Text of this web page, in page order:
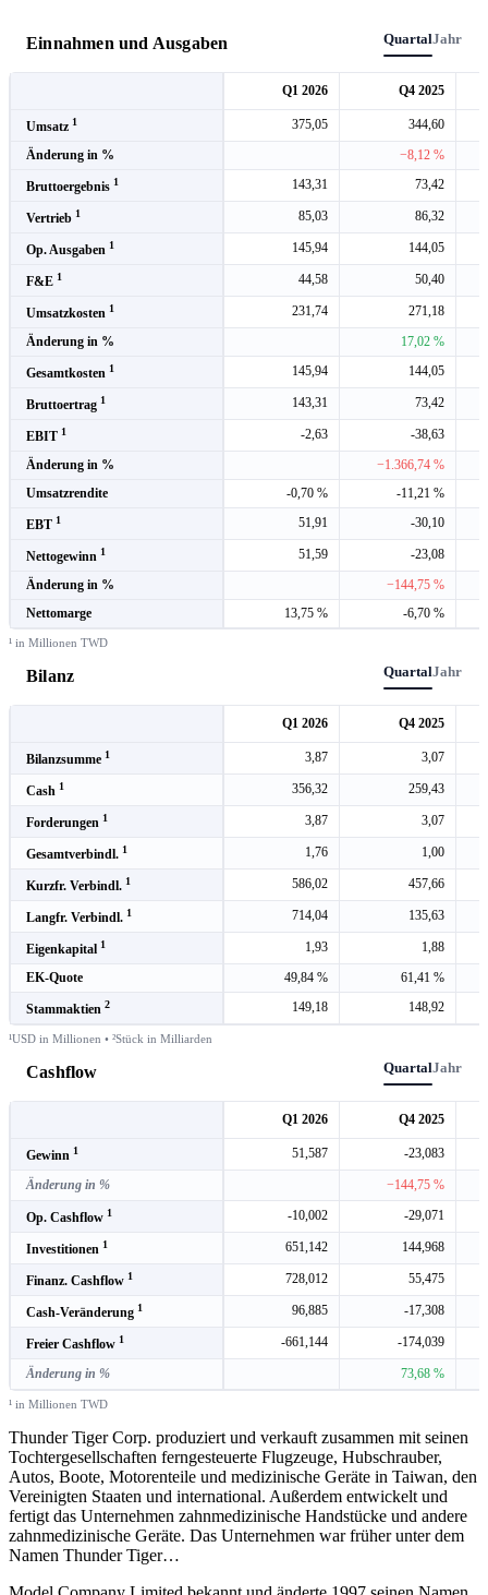
Einnahmen und Ausgaben QuartalJahr
Q1 2026 Q4 2025
Umsatz 1 375,05
344,60
Änderung in %
−8,12 %
Bruttoergebnis 1 143,31 73,42
Vertrieb 1 85,03 86,32
Op. Ausgaben 1 145,94 144,05
F&E 1 44,58 50,40
Umsatzkosten 1 231,74
271,18
Änderung in %
17,02 %
Gesamtkosten 1 145,94 144,05
Bruttoertrag 1 143,31 73,42
EBIT 1 -2,63
-38,63
Änderung in %
−1.366,74 %
Umsatzrendite
-0,70 % -11,21 %
EBT 1 51,91 -30,10
Nettogewinn 1 51,59
-23,08
Änderung in %
−144,75 %
Nettomarge
13,75 % -6,70 %
¹ in Millionen TWD
Bilanz QuartalJahr
Q1 2026 Q4 2025
Bilanzsumme 1 3,87 3,07
Cash 1 356,32 259,43
Forderungen 1 3,87 3,07
Gesamtverbindl. 1 1,76 1,00
Kurzfr. Verbindl. 1 586,02 457,66
Langfr. Verbindl. 1 714,04 135,63
Eigenkapital 1 1,93
1,88
EK-Quote
49,84 % 61,41 %
Stammaktien 2 149,18 148,92
¹USD in Millionen • ²Stück in Milliarden
Cashflow QuartalJahr
Q1 2026 Q4 2025
Gewinn 1 51,587 -23,083
Änderung in % −144,75 %
Op. Cashflow 1 -10,002 -29,071
Investitionen 1 651,142 144,968
Finanz. Cashflow 1 728,012 55,475
Cash-Veränderung 1 96,885 -17,308
Freier Cashflow 1 -661,144 -174,039
Änderung in % 73,68 %
¹ in Millionen TWD
Thunder Tiger Corp. produziert und verkauft zusammen mit seinen
Tochtergesellschaften ferngesteuerte Flugzeuge, Hubschrauber,
Autos, Boote, Motorenteile und medizinische Geräte in Taiwan, den
Vereinigten Staaten und international. Außerdem entwickelt und
fertigt das Unternehmen zahnmedizinische Handstücke und andere
zahnmedizinische Geräte. Das Unternehmen war früher unter dem
Namen Thunder Tiger…